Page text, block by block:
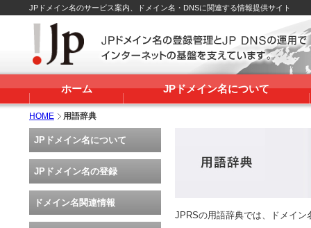
JPドメイン名のサービス案内、ドメイン名・DNSに関連する情報提供サイト
ホーム JPドメイン名について
HOME 用語辞典
JPRSの用語辞典では、ドメイ
JPドメイン名について
JPドメイン名の登録
ドメイン名関連情報